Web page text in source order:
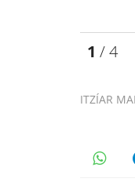
1 / 4
ITZÍAR